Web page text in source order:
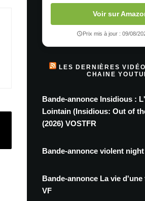
Voir sur
Prix mis à jour : 09/08/
LES DERNIÈRES
CHAINE
Bande-annonce Insidious :
Lointain (Insidious: Out of
(2026) VOSTFR
Bande-annonce violent night
Bande-annonce La vie d'une
VF